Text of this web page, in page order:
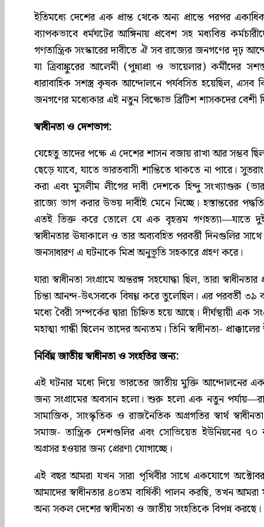
ইতিমধ্যে দেশের এক প্রান্ত থেকে অন্য প্রান্তে পরপর
ব্যাপকভাবে ধর্মঘটের আঙ্গিনায় প্রবেশ সহ মধ্যবিত্ত
গণতান্ত্রিক সংস্কারের দাবীতে ঐ সব রাজ্যের জনগণের দৃঢ়
যা ত্রিবাঙ্কুরের আলেমী (পুন্নাপ্রা ও ভায়েলার) কর্মীদের
ধারাবাহিক সশস্ত্র কৃষক আন্দোলনে পর্যবসিত হয়েছিল,
জনগণের মধ্যেকার এই নতুন বিক্ষোভ ব্রিটিশ শাসকদের বেশী
স্বাধীনতা ও দেশভাগ:
যেহেতু তাদের পক্ষে এ দেশের শাসন বজায় রাখা আর সম্ভব ছিল
ছেড়ে যাবে, যাতে ভারতবাসী শান্তিতে থাকতে না পারে।
করা এবং মুসলীম লীগের দাবী দেশকে হিন্দু সংখ্যাগুরু
রাজ্যে ভাগ করার উভয় দাবীই মেনে নিচ্ছে। হস্তান্তরের
এতই তিক্ত করে তোলে যে এক বৃহত্তম গণহত্যা—যাতে
স্বাধীনতার ঊষাকালে ও তার অব্যবহিত পরবর্ত্তী দিনগুলির
জনসাধারণ এ ঘটনাকে মিশ্র অনুভূতি সহকারে গ্রহণ করে।
যারা স্বাধীনতা সংগ্রামে অন্তরঙ্গ সহযোদ্ধা ছিল, তারা
চিন্তা আনন্দ-উৎসবকে বিষণ্ণ করে তুলেছিল। এর পরবর্তী ৩৯
মধ্যে বৈরী সম্পর্কের দ্বারা চিহ্নিত হয়ে আছে। দীর্ঘস্থায়ী
মহাত্মা গান্ধী ছিলেন তাদের অন্যতম। তিনি স্বাধীনতা-
নির্বিঘ্ন জাতীয় স্বাধীনতা ও সংহতির জন্য:
এই ঘটনার মধ্যে দিয়ে ভারতের জাতীয় মুক্তি আন্দোলনের
জন্য সংগ্রামের অবসান হলো। শুরু হলো এক নতুন
সামাজিক, সাংস্কৃতিক ও রাজনৈতিক অগ্রগতির স্বার্থ
সমাজ- তান্ত্রিক দেশগুলির এবং সোভিয়েত ইউনিয়নের
অগ্রসর হওয়ার জন্য প্রেরণা যোগাচ্ছে।
এই বছর আমরা যখন সারা পৃথিবীর সাথে একযোগে অক্টোবর
আমাদের স্বাধীনতার ৪০তম বার্ষিকী পালন করছি, তখন আমরা
অন্য সকল দেশের স্বাধীনতা ও জাতীয় সংহতিকে বিপন্ন করছে।